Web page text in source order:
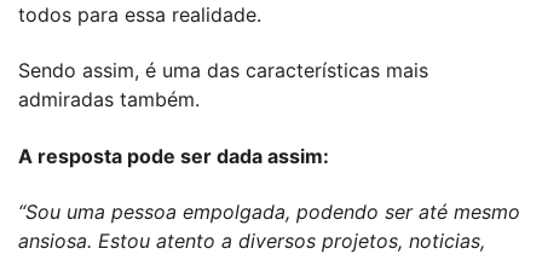
todos para essa realidade.
Sendo assim, é uma das características mais
admiradas também.
A resposta pode ser dada assim:
“Sou uma pessoa empolgada, podendo ser até mesmo
ansiosa. Estou atento a diversos projetos, noticias,